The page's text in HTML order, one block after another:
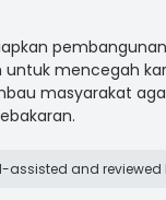
mencegah
masyarakat
assisted and reviewed